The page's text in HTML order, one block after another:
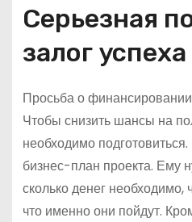
Серьезная
залог успеха
Просьба о
Чтобы снизить шансы на
необходимо
бизнес-план проекта. Ему
сколько денег необходимо,
что именно они пойдут.